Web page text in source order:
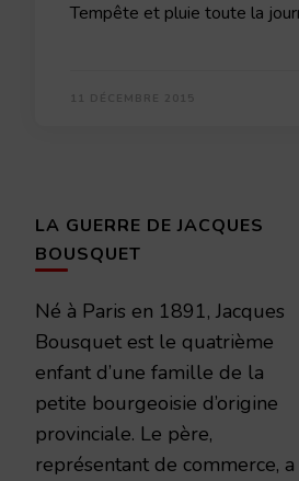
Tempête et pluie toute la
LA GUERRE DE JACQUES
BOUSQUET
Né à Paris en 1891, Jacques
Bousquet est le quatrième
enfant d’une famille de la
petite bourgeoisie d’origine
provinciale. Le père,
représentant de commerce, a